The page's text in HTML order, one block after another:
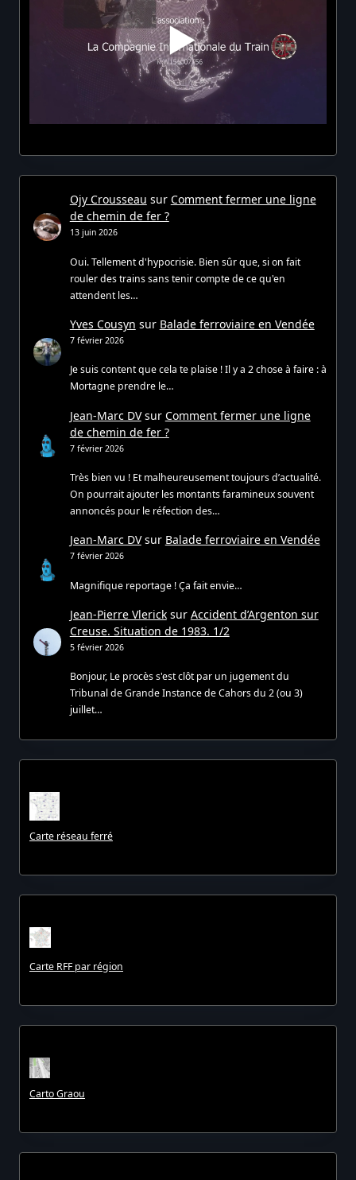
Ojy Crousseau sur Comment fermer une ligne
de chemin de fer ?
13 juin 2026
Oui. Tellement d'hypocrisie. Bien sûr que, si on fait
rouler des trains sans tenir compte de ce qu'en
attendent les…
Yves Cousyn sur Balade ferroviaire en Vendée
7 février 2026
Je suis content que cela te plaise ! Il y a 2 chose à faire : à
Mortagne prendre le…
Jean-Marc DVsur Comment fermer une ligne
de chemin de fer ?
7 février 2026
Très bien vu ! Et malheureusement toujours d’actualité.
On pourrait ajouter les montants faramineux souvent
annoncés pour le réfection des…
Jean-Marc DVsur Balade ferroviaire en Vendée
7 février 2026
Magnifique reportage ! Ça fait envie…
Jean-Pierre Vlericksur Accident d’Argenton sur
Creuse. Situation de 1983. 1/2
5 février 2026
Bonjour, Le procès s'est clôt par un jugement du
Tribunal de Grande Instance de Cahors du 2 (ou 3)
juillet…
Carte réseau ferré
Carte RFF par région
Carto Graou